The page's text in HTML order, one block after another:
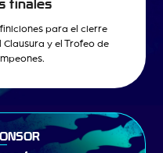
finales
para el cierre
Clausura y el Trofeo de